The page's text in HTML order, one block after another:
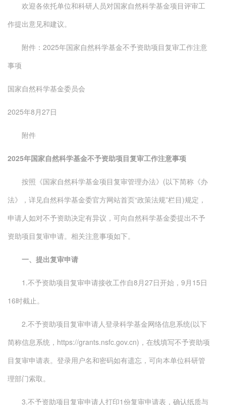
欢迎各依托单位和科研人员对国家自然科学基金项目评审工
作提出意见和建议。
附件：2025年国家自然科学基金不予资助项目复审工作注意
事项
国家自然科学基金委员会
2025年8月27日
附件
2025年国家自然科学基金不予资助项目复审工作注意事项
按照《国家自然科学基金项目复审管理办法》(以下简称《办
法》，详见自然科学基金委官方网站首页“政策法规”栏目)规定，
申请人如对不予资助决定有异议，可向自然科学基金委提出不予
资助项目复审申请。相关注意事项如下。
一、提出复审申请
1.不予资助项目复审申请接收工作自8月27日开始，9月15日
16时截止。
2.不予资助项目复审申请人登录科学基金网络信息系统(以下
简称信息系统，https://grants.nsfc.gov.cn)，在线填写不予资助项
目复审申请表。登录用户名和密码如有遗忘，可向本单位科研管
理部门索取。
3.不予资助项目复审申请人打印1份复审申请表，确认纸质与